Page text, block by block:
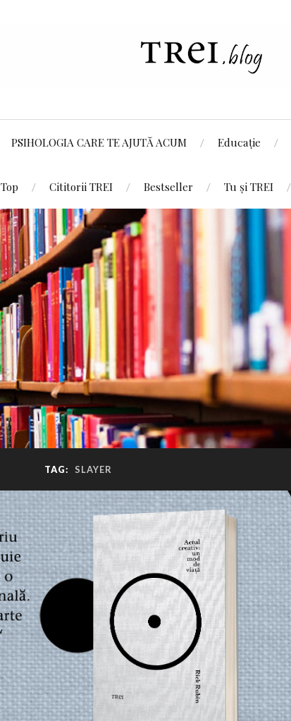
PSIHOLOGIA CARE TE AJUTĂ ACUM Educație
Top Cititorii TREI Bestseller Tu și TREI
TAG: SLAYER